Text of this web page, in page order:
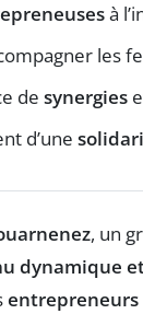
à
les
de synergies
d’une
, un
dynamique
entrepreneurs